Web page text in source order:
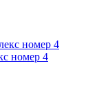
номер 4